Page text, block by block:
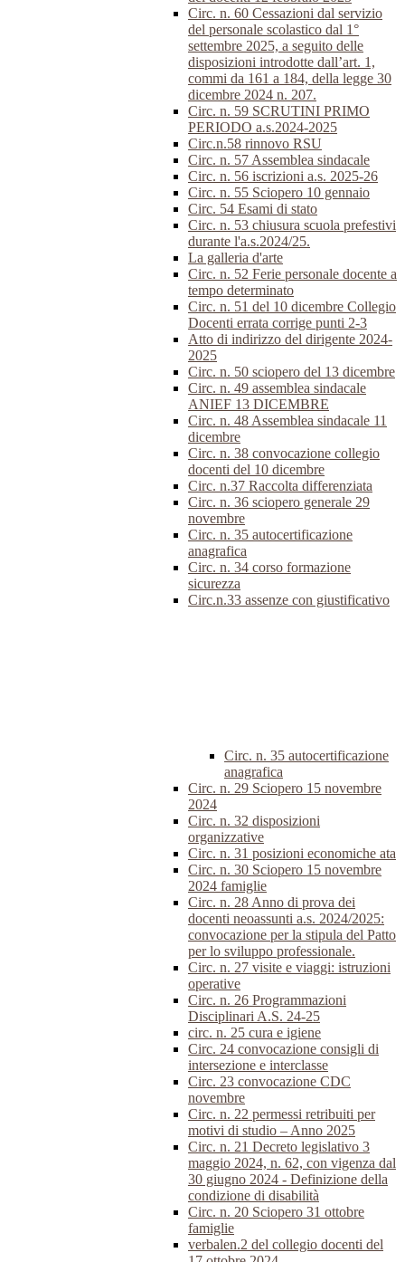
Circ. n. 60 Cessazioni dal servizio
del personale scolastico dal 1°
settembre 2025, a seguito delle
disposizioni introdotte dall’art. 1,
commi da 161 a 184, della legge 30
dicembre 2024 n. 207.
Circ. n. 59 SCRUTINI PRIMO
PERIODO a.s.2024-2025
Circ.n.58 rinnovo RSU
Circ. n. 57 Assemblea sindacale
Circ. n. 56 iscrizioni a.s. 2025-26
Circ. n. 55 Sciopero 10 gennaio
Circ. 54 Esami di stato
Circ. n. 53 chiusura scuola prefestivi
durante l'a.s.2024/25.
La galleria d'arte
Circ. n. 52 Ferie personale docente a
tempo determinato
Circ. n. 51 del 10 dicembre Collegio
Docenti errata corrige punti 2-3
Atto di indirizzo del dirigente 2024-
2025
Circ. n. 50 sciopero del 13 dicembre
Circ. n. 49 assemblea sindacale
ANIEF 13 DICEMBRE
Circ. n. 48 Assemblea sindacale 11
dicembre
Circ. n. 38 convocazione collegio
docenti del 10 dicembre
Circ. n.37 Raccolta differenziata
Circ. n. 36 sciopero generale 29
novembre
Circ. n. 35 autocertificazione
anagrafica
Circ. n. 34 corso formazione
sicurezza
Circ.n.33 assenze con giustificativo
Circ. n. 35 autocertificazione
anagrafica
Circ. n. 29 Sciopero 15 novembre
2024
Circ. n. 32 disposizioni
organizzative
Circ. n. 31 posizioni economiche ata
Circ. n. 30 Sciopero 15 novembre
2024 famiglie
Circ. n. 28 Anno di prova dei
docenti neoassunti a.s. 2024/2025:
convocazione per la stipula del Patto
per lo sviluppo professionale.
Circ. n. 27 visite e viaggi: istruzioni
operative
Circ. n. 26 Programmazioni
Disciplinari A.S. 24-25
circ. n. 25 cura e igiene
Circ. 24 convocazione consigli di
intersezione e interclasse
Circ. 23 convocazione CDC
novembre
Circ. n. 22 permessi retribuiti per
motivi di studio – Anno 2025
Circ. n. 21 Decreto legislativo 3
maggio 2024, n. 62, con vigenza dal
30 giugno 2024 - Definizione della
condizione di disabilità
Circ. n. 20 Sciopero 31 ottobre
famiglie
verbalen.2 del collegio docenti del